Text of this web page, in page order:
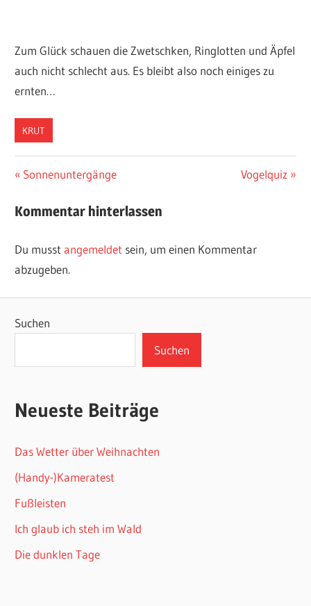
Zum Glück schauen die Zwetschken, Ringlotten und Äpfel
auch nicht schlecht aus. Es bleibt also noch einiges zu
ernten…
KRUT
Beitragsnavigation
Vorheriger
Sonnenuntergänge
Nächster
Vogelquiz
Kommentar hinterlassen
Du musstangemeldet sein, um einen Kommentar
abzugeben.
Suchen
Suchen
Neueste Beiträge
Das Wetter über Weihnachten
(Handy-)Kameratest
Fußleisten
Ich glaub ich steh im Wald
Die dunklen Tage